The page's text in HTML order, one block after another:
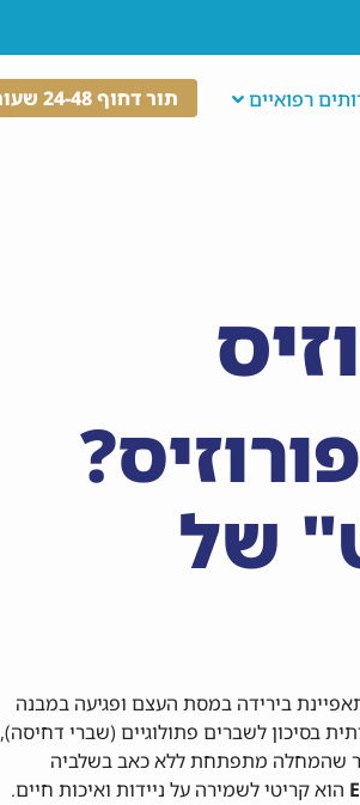
רפואיים תור דחוף 24-48 שעות
של
בירידה במסת העצם ופגיעה במבנה
בסיכון לשברים פתולוגיים (שברי דחיסה),
שהמחלה מתפתחת ללא כאב בשלביה
הוא קריטי לשמירה על ניידות ואיכות חיים.